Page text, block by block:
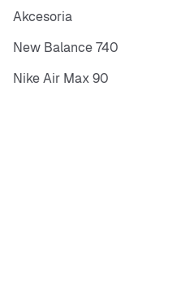
Akcesoria
New Balance 740
Nike Air Max 90